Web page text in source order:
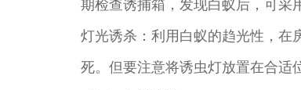
期检查诱捕箱，发现白蚁后，可采
灯光诱杀：利用白蚁的趋光性，在
死。但要注意将诱虫灯放置在合适